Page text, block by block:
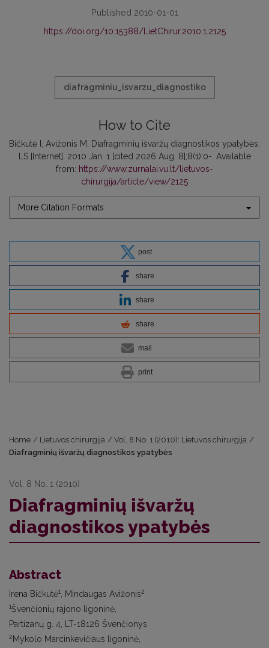
Published 2010-01-01
https://doi.org/10.15388/LietChirur.2010.1.2125
diafragminiu_isvarzu_diagnostiko
How to Cite
Bičkutė I, Avižonis M. Diafragminių išvaržų diagnostikos ypatybės.
LS [Internet]. 2010 Jan. 1 [cited 2026 Aug. 8];8(1):0-. Available
from: https://www.zurnalai.vu.lt/lietuvos-
chirurgija/article/view/2125
More Citation Formats
post
share
share
share
mail
print
Home / Lietuvos chirurgija / Vol. 8 No. 1 (2010): Lietuvos chirurgija /
Diafragminių išvaržų diagnostikos ypatybės
Vol. 8 No. 1 (2010)
Diafragminių išvaržų
diagnostikos ypatybės
Abstract
Irena Bičkutė1 , Mindaugas Avižonis2
1Švenčionių rajono ligoninė,
Partizanų g. 4, LT-18126 Švenčionys
2 Mykolo Marcinkevičiaus ligoninė,